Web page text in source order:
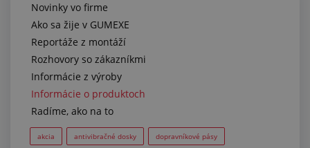
Technické plasty
Dopravníkové pásy a montáž
Lepšie pracovné prostredie
Novinky vo firme
Ako sa žije v GUMEXE
Reportáže z montáží
Rozhovory so zákazníkmi
Informácie z výroby
Informácie o produktoch
Radíme, ako na to
akcia antivibračné dosky dopravníkové pásy